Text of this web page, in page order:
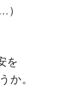
）
を
か。